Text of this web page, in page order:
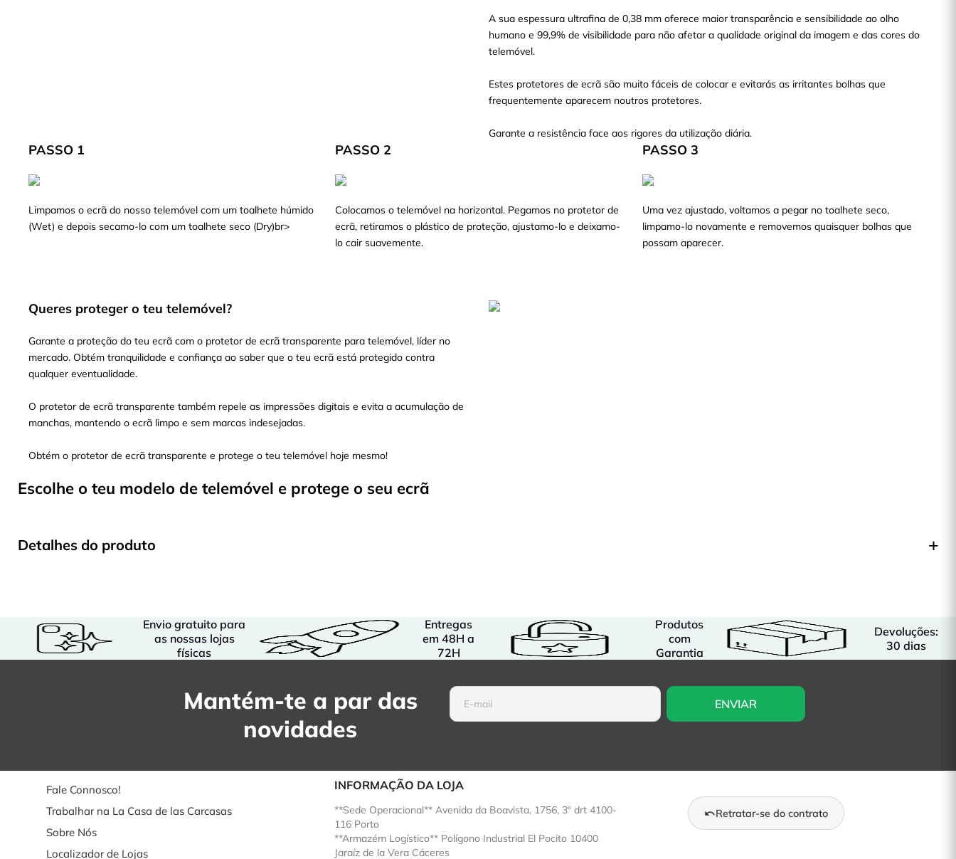
A sua espessura ultrafina de 0,38 mm oferece maior transparência e sensibilidade ao olho
humano e 99,9% de visibilidade para não afetar a qualidade original da imagem e das cores do
telemóvel.
Estes protetores de ecrã são muito fáceis de colocar e evitarás as irritantes bolhas que
frequentemente aparecem noutros protetores.
Garante a resistência face aos rigores da utilização diária.
PASSO 1
Limpamos o ecrã do nosso telemóvel com um toalhete húmido
(Wet) e depois secamo-lo com um toalhete seco (Dry)br>
PASSO 2
Colocamos o telemóvel na horizontal. Pegamos no protetor de
ecrã, retiramos o plástico de proteção, ajustamo-lo e deixamo-
lo cair suavemente.
PASSO 3
Uma vez ajustado, voltamos a pegar no toalhete seco,
limpamo-lo novamente e removemos quaisquer bolhas que
possam aparecer.
Queres proteger o teu telemóvel?
Garante a proteção do teu ecrã com o protetor de ecrã transparente para telemóvel, líder no
mercado. Obtém tranquilidade e confiança ao saber que o teu ecrã está protegido contra
qualquer eventualidade.
O protetor de ecrã transparente também repele as impressões digitais e evita a acumulação de
manchas, mantendo o ecrã limpo e sem marcas indesejadas.
Obtém o protetor de ecrã transparente e protege o teu telemóvel hoje mesmo!
Escolhe o teu modelo de telemóvel e protege o seu ecrã
Detalhes do produto
Envio gratuito para
as nossas lojas
físicas
Entregas
em 48H a
72H
Produtos
com
Garantia
Devoluções:
30 dias
Mantém-te a par das
novidades
Fale Connosco!
Trabalhar na La Casa de las Carcasas
Sobre Nós
Localizador de Lojas
INFORMAÇÃO DA LOJA
**Sede Operacional** Avenida da Boavista, 1756, 3º drt 4100-
116 Porto
**Armazém Logístico** Polígono Industrial El Pocito 10400
Jaraíz de la Vera Cáceres
Retratar-se do contrato